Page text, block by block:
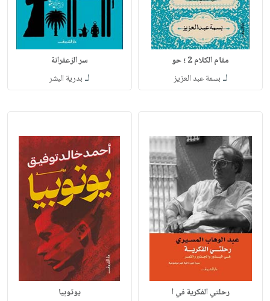
مقام الكلام 2 ؛ حو
لـ بسمة عبد العزيز
سر الزعفرانة
لـ بدرية البشر
رحلتي الفكرية في ا يوتوبيا